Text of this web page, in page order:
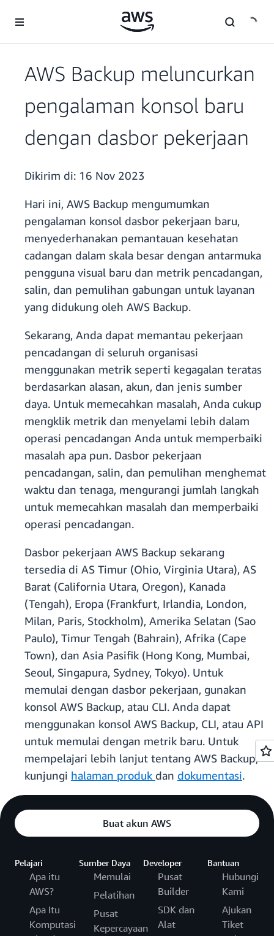
AWS Backup meluncurkan
pengalaman konsol baru
dengan dasbor pekerjaan
Dikirim di: 16 Nov 2023
Hari ini, AWS Backup mengumumkan
pengalaman konsol dasbor pekerjaan baru,
menyederhanakan pemantauan kesehatan
cadangan dalam skala besar dengan antarmuka
pengguna visual baru dan metrik pencadangan,
salin, dan pemulihan gabungan untuk layanan
yang didukung oleh AWS Backup.
Sekarang, Anda dapat memantau pekerjaan
pencadangan di seluruh organisasi
menggunakan metrik seperti kegagalan teratas
berdasarkan alasan, akun, dan jenis sumber
daya. Untuk memecahkan masalah, Anda cukup
mengklik metrik dan menyelami lebih dalam
operasi pencadangan Anda untuk memperbaiki
masalah apa pun. Dasbor pekerjaan
pencadangan, salin, dan pemulihan menghemat
waktu dan tenaga, mengurangi jumlah langkah
untuk memecahkan masalah dan memperbaiki
operasi pencadangan.
Dasbor pekerjaan AWS Backup sekarang
tersedia di AS Timur (Ohio, Virginia Utara), AS
Barat (California Utara, Oregon), Kanada
(Tengah), Eropa (Frankfurt, Irlandia, London,
Milan, Paris, Stockholm), Amerika Selatan (Sao
Paulo), Timur Tengah (Bahrain), Afrika (Cape
Town), dan Asia Pasifik (Hong Kong, Mumbai,
Seoul, Singapura, Sydney, Tokyo). Untuk
memulai dengan dasbor pekerjaan, gunakan
konsol AWS Backup, atau CLI. Anda dapat
menggunakan konsol AWS Backup, CLI, atau API
untuk memulai dengan metrik baru. Untuk
mempelajari lebih lanjut tentang AWS Backup,
kunjungi halaman produk dan dokumentasi.
Buat akun AWS
Pelajari
Apa itu
AWS?
Apa Itu
Komputasi
Sumber Daya
Memulai
Pelatihan
Pusat
Kepercayaan
Developer
Pusat
Builder
SDK dan
Alat
Bantuan
Hubungi
Kami
Ajukan
Tiket